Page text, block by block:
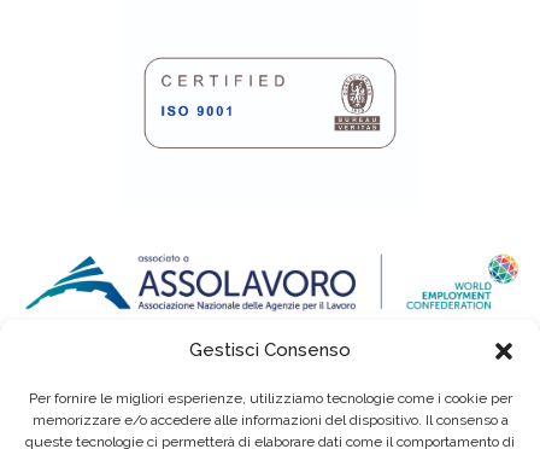
Gestisci Consenso
Per fornire le migliori esperienze, utilizziamo tecnologie come i cookie per
memorizzare e/o accedere alle informazioni del dispositivo. Il consenso a
queste tecnologie ci permetterà di elaborare dati come il comportamento di